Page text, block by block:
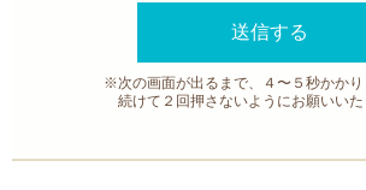
※次の画面が出るまで、４〜５秒かかり
続けて２回押さないようにお願いいた